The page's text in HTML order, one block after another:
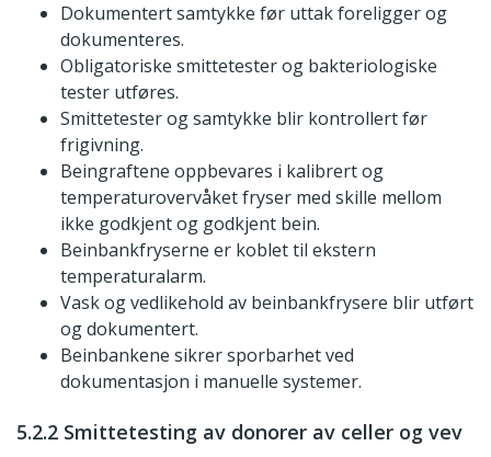
Dokumentert samtykke før uttak foreligger og
dokumenteres.
Obligatoriske smittetester og bakteriologiske
tester utføres.
Smittetester og samtykke blir kontrollert før
frigivning.
Beingraftene oppbevares i kalibrert og
temperaturovervåket fryser med skille mellom
ikke godkjent og godkjent bein.
Beinbankfryserne er koblet til ekstern
temperaturalarm.
Vask og vedlikehold av beinbankfrysere blir utført
og dokumentert.
Beinbankene sikrer sporbarhet ved
dokumentasjon i manuelle systemer.
5.2.2 Smittetesting av donorer av celler og vev